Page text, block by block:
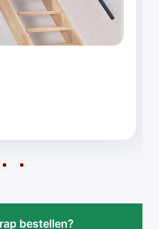
bestellen?